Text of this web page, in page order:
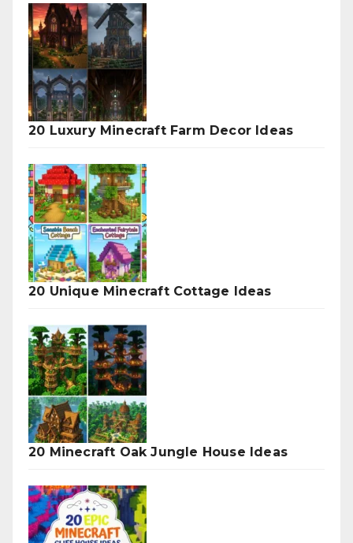
20 Luxury Minecraft Farm Decor Ideas
20 Unique Minecraft Cottage Ideas
20 Minecraft Oak Jungle House Ideas